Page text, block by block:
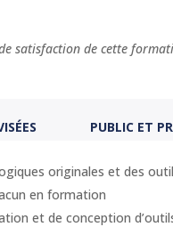
satisfaction de cette
PUBLIC ET
originales et des
en formation
et de conception